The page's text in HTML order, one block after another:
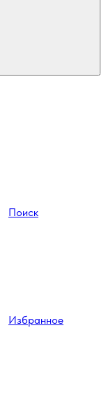
Поиск
Избранное